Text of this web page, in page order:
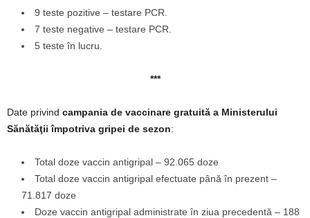
9 teste pozitive – testare PCR.
7 teste negative – testare PCR.
5 teste în lucru.
***
Date privind campania de vaccinare gratuită a Ministerului
Sănătăţii împotriva gripei de sezon:
Total doze vaccin antigripal – 92.065 doze
Total doze vaccin antigripal efectuate până în prezent –
71.817 doze
Doze vaccin antigripal administrate în ziua precedentă – 188